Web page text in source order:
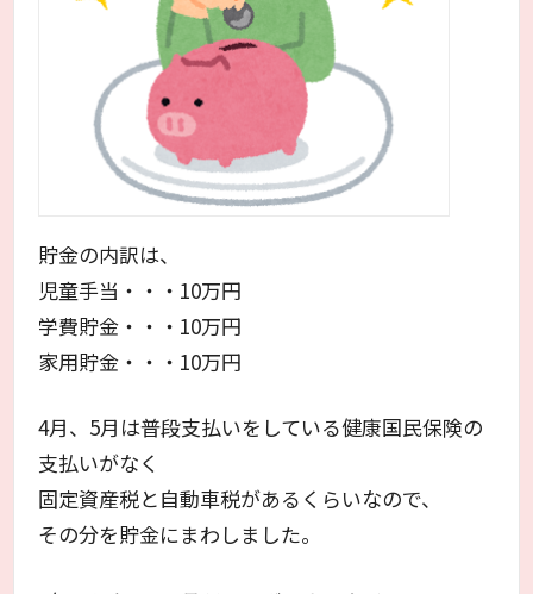
貯金の内訳は、
児童手当・・・10万円
学費貯金・・・10万円
家用貯金・・・10万円
4月、5月は普段支払いをしている健康国民保険の
支払いがなく
固定資産税と自動車税があるくらいなので、
その分を貯金にまわしました。